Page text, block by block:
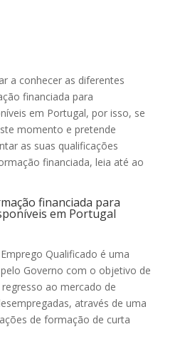
a conhecer as diferentes
financiada para
em Portugal, por isso, se
momento e pretende
as suas qualificações
financiada, leia até ao
financiada para
em Portugal
Qualificado é uma
Governo com o objetivo de
ao mercado de
através de uma
de formação de curta